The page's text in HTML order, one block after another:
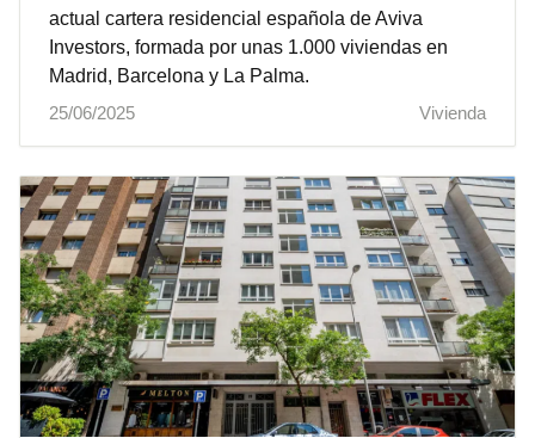
actual cartera residencial española de Aviva
Investors, formada por unas 1.000 viviendas en
Madrid, Barcelona y La Palma.
25/06/2025
Vivienda